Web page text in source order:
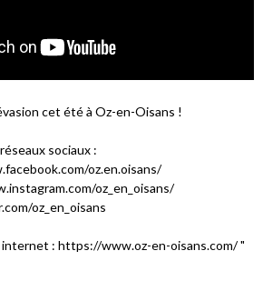
cet été à Oz-en-Oisans !
sociaux :
oz.en.oisans/
oz_en_oisans/
oz_en_oisans
: https://www.oz-en-oisans.com/ "